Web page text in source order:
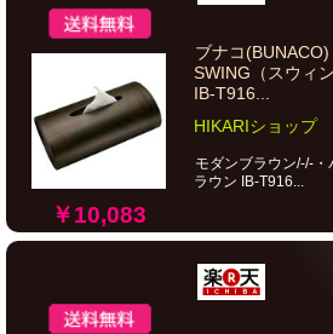
￥10,083
ブナコ
SWING（スウィ
IB-T916...
HIKARIショップ
モダンブラウン/-/-
ラウン IB-T916...